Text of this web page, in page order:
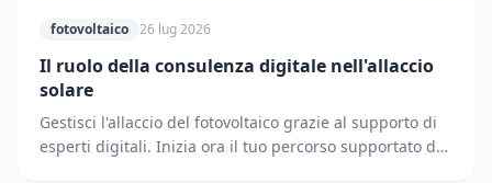
fotovoltaico 26 lug 2026
Il ruolo della consulenza digitale nell'allaccio
solare
Gestisci l'allaccio del fotovoltaico grazie al supporto di
esperti digitali. Inizia ora il tuo percorso supportato dai